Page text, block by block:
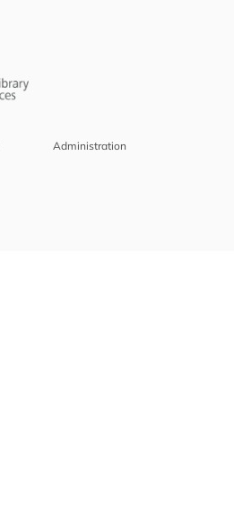
Administration